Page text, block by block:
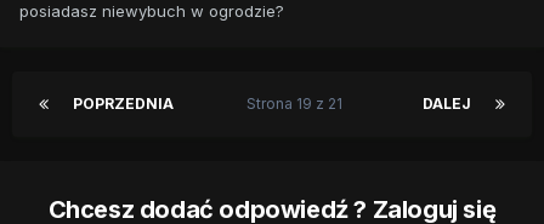
posiadasz niewybuch w ogrodzie?
POPRZEDNIA DALEJ
Strona 19 z 21
Chcesz dodać odpowiedź ? Zaloguj się